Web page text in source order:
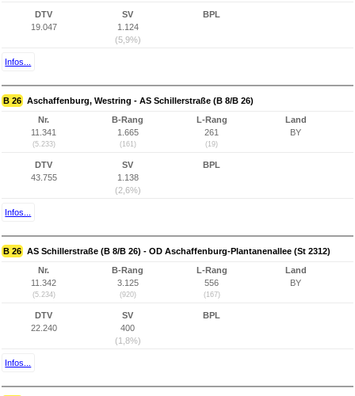
DTV
19.047
SV
1.124
(5,9%)
BPL
Infos...
B 26 Aschaffenburg, Westring - AS Schillerstraße (B 8/B 26)
Nr.
11.341
(5.233)
B-Rang
1.665
(161)
L-Rang
261
(19)
Land
BY
DTV
43.755
SV
1.138
(2,6%)
BPL
Infos...
B 26 AS Schillerstraße (B 8/B 26) - OD Aschaffenburg-Plantanenallee (St 2312)
Nr.
11.342
(5.234)
B-Rang
3.125
(920)
L-Rang
556
(167)
Land
BY
DTV
22.240
SV
400
(1,8%)
BPL
Infos...